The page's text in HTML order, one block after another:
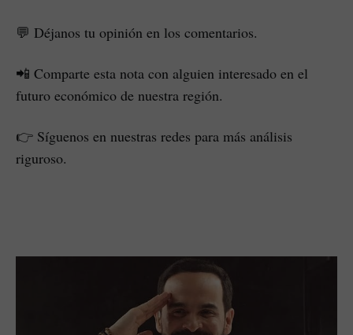
💬 Déjanos tu opinión en los comentarios.
📲 Comparte esta nota con alguien interesado en el
futuro económico de nuestra región.
👉 Síguenos en nuestras redes para más análisis
riguroso.